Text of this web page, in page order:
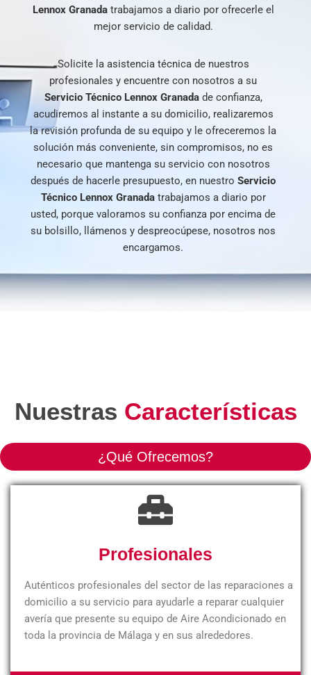
Lennox Granadatrabajamos a diario por ofrecerle el
mejor servicio de calidad.
Solicite la asistencia técnica de nuestros
profesionales y encuentre con nosotros a su
Servicio Técnico Lennox Granadade confianza,
acudiremos al instante a su domicilio, realizaremos
la revisión profunda de su equipo y le ofreceremos la
solución más conveniente, sin compromisos, no es
necesario que mantenga su servicio con nosotros
después de hacerle presupuesto, en nuestro Servicio
Técnico Lennox Granadatrabajamos a diario por
usted, porque valoramos su confianza por encima de
su bolsillo, llámenos y despreocúpese, nosotros nos
encargamos.
Nuestras Características
¿Qué Ofrecemos?
Profesionales
Auténticos profesionales del sector de las reparaciones a
domicilio a su servicio para ayudarle a reparar cualquier
avería que presente su equipo de Aire Acondicionado en
toda la provincia de Málaga y en sus alrededores.